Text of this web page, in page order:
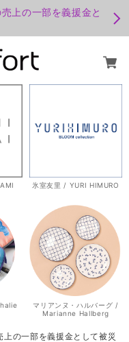
上の一部を義援金と
氷室友里 / YURI HIMURO
マリアンヌ・ハルバーグ /
Marianne Hallberg
の一部を義援金として被災